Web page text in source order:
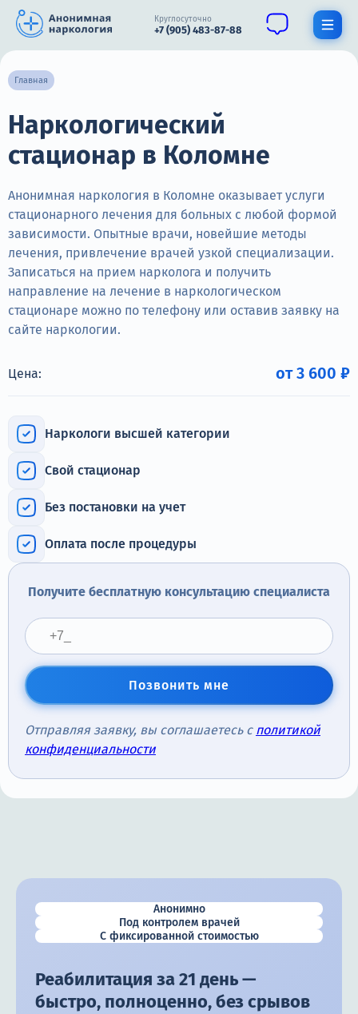
Круглосуточно
+7 (905) 483-87-88
О нас
Наркомания
Нарколог
Стационар
Психиатрия
Цены
+7 (905) 483-87-88
Адрес call-центра
Коломна, пр. Кирова, 48а
Главная
Наркологический
стационар в Коломне
Анонимная наркология в Коломне оказывает услуги
стационарного лечения для больных с любой формой
зависимости. Опытные врачи, новейшие методы
лечения, привлечение врачей узкой специализации.
Записаться на прием нарколога и получить
направление на лечение в наркологическом
стационаре можно по телефону или оставив заявку на
сайте наркологии.
Цена: от 3 600 ₽
Наркологи высшей категории
Свой стационар
Без постановки на учет
Оплата после процедуры
Получите бесплатную консультацию специалиста
Позвонить мне
Отправляя заявку, вы соглашаетесь с политикой
конфиденциальности
Анонимно
Под контролем врачей
С фиксированной стоимостью
Реабилитация за 21 день —
быстро, полноценно, без срывов